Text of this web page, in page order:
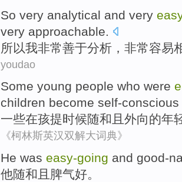
So very analytical and very
very approachable
所以我非常善于分析 ，非常容易
youdao
Some young people who were
children become self-conscious
一些在孩提时候随和 且 外向的年
《柯林斯英汉双解大词典》
He was easy-going and good-
他随和 且 脾气好。